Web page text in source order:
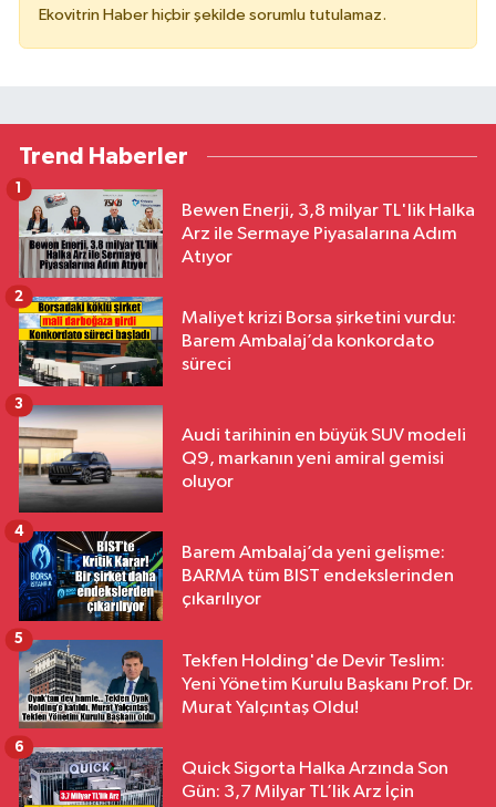
Ekovitrin Haber hiçbir şekilde sorumlu tutulamaz.
Trend Haberler
Bewen Enerji, 3,8 milyar TL'lik Halka
Arz ile Sermaye Piyasalarına Adım
Atıyor
1
Maliyet krizi Borsa şirketini vurdu:
Barem Ambalaj’da konkordato
süreci
2
Audi tarihinin en büyük SUV modeli
Q9, markanın yeni amiral gemisi
oluyor
3
Barem Ambalaj’da yeni gelişme:
BARMA tüm BIST endekslerinden
çıkarılıyor
4
Tekfen Holding'de Devir Teslim:
Yeni Yönetim Kurulu Başkanı Prof. Dr.
Murat Yalçıntaş Oldu!
5
Quick Sigorta Halka Arzında Son
Gün: 3,7 Milyar TL’lik Arz İçin
6